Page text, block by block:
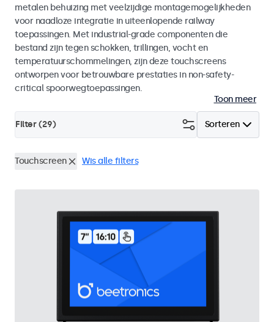
metalen behuizing met veelzijdige montagemogelijkheden
voor naadloze integratie in uiteenlopende railway
toepassingen. Met industrial-grade componenten die
bestand zijn tegen schokken, trillingen, vocht en
temperatuurschommelingen, zijn deze touchscreens
ontworpen voor betrouwbare prestaties in non-safety-
critical spoorwegtoepassingen.
Toon meer
Sorteren
Filter (29)
Touchscreen Wis alle filters